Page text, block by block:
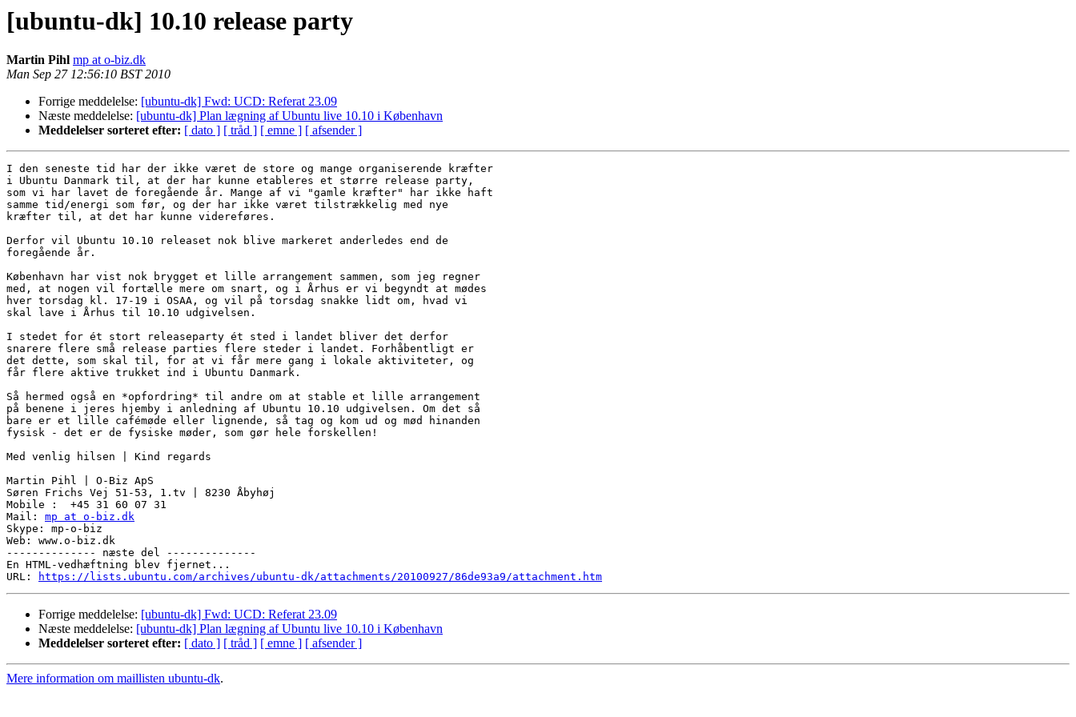
[ubuntu-dk] 10.10 release party
Martin Pihl mp at o-biz.dk
Man Sep 27 12:56:10 BST 2010
Forrige meddelelse: [ubuntu-dk] Fwd: UCD: Referat 23.09
Næste meddelelse: [ubuntu-dk] Plan lægning af Ubuntu live 10.10 i København
Meddelelser sorteret efter: [ dato ] [ tråd ] [ emne ] [ afsender ]
I den seneste tid har der ikke været de store og mange organiserende kræfter
i Ubuntu Danmark til, at der har kunne etableres et større release party,
som vi har lavet de foregående år. Mange af vi "gamle kræfter" har ikke haft
samme tid/energi som før, og der har ikke været tilstrækkelig med nye
kræfter til, at det har kunne videreføres.
Derfor vil Ubuntu 10.10 releaset nok blive markeret anderledes end de
foregående år.
København har vist nok brygget et lille arrangement sammen, som jeg regner
med, at nogen vil fortælle mere om snart, og i Århus er vi begyndt at mødes
hver torsdag kl. 17-19 i OSAA, og vil på torsdag snakke lidt om, hvad vi
skal lave i Århus til 10.10 udgivelsen.
I stedet for ét stort releaseparty ét sted i landet bliver det derfor
snarere flere små release parties flere steder i landet. Forhåbentligt er
det dette, som skal til, for at vi får mere gang i lokale aktiviteter, og
får flere aktive trukket ind i Ubuntu Danmark.
Så hermed også en *opfordring* til andre om at stable et lille arrangement
på benene i jeres hjemby i anledning af Ubuntu 10.10 udgivelsen. Om det så
bare er et lille cafémøde eller lignende, så tag og kom ud og mød hinanden
fysisk - det er de fysiske møder, som gør hele forskellen!
Med venlig hilsen | Kind regards
Martin Pihl | O-Biz ApS
Søren Frichs Vej 51-53, 1.tv | 8230 Åbyhøj
Mobile :  +45 31 60 07 31
Mail: mp at o-biz.dk
Skype: mp-o-biz
Web: www.o-biz.dk
-------------- næste del --------------
En HTML-vedhæftning blev fjernet...
URL:
https://lists.ubuntu.com/archives/ubuntu-dk/attachments/20100927/86de93a9/attachment.htm
Forrige meddelelse: [ubuntu-dk] Fwd: UCD: Referat 23.09
Næste meddelelse: [ubuntu-dk] Plan lægning af Ubuntu live 10.10 i København
Meddelelser sorteret efter: [ dato ] [ tråd ] [ emne ] [ afsender ]
Mere information om maillisten ubuntu-dk.